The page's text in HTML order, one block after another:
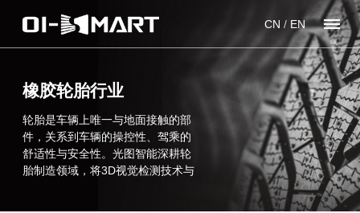
CN / EN
橡胶轮胎行业
轮胎是车辆上唯一与地面接触的部
件，关系到车辆的操控性、驾乘的
舒适性与安全性。光图智能深耕轮
胎制造领域，将3D视觉检测技术与